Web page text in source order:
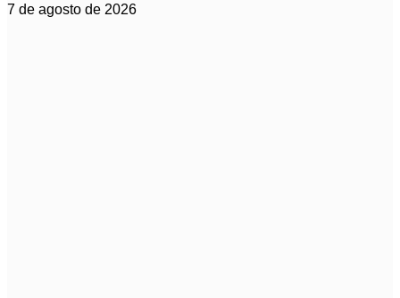
7 de agosto de 2026